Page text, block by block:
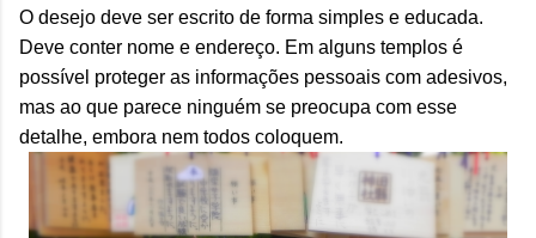
O desejo deve ser escrito de forma simples e educada.
Deve conter nome e endereço. Em alguns templos é
possível proteger as informações pessoais com adesivos,
mas ao que parece ninguém se preocupa com esse
detalhe, embora nem todos coloquem.